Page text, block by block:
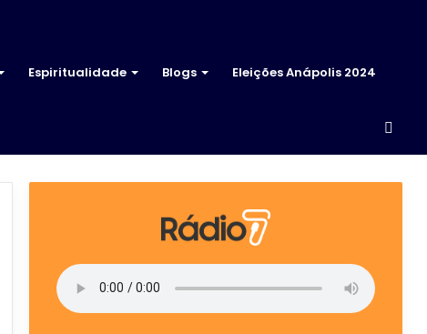
Espiritualidade Blogs Eleições Anápolis 2024
por